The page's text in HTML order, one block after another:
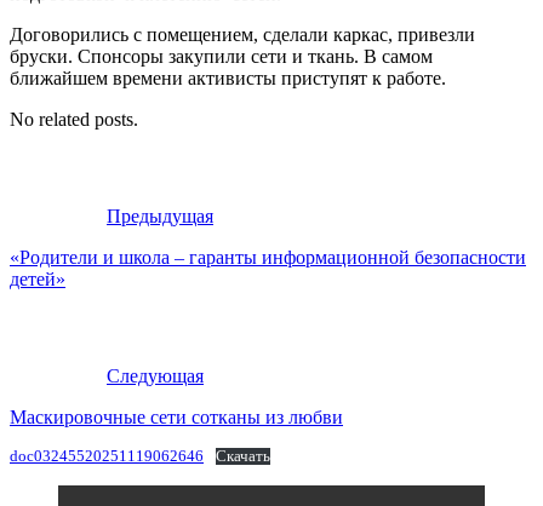
Договорились с помещением, сделали каркас, привезли
бруски. Спонсоры закупили сети и ткань. В самом
ближайшем времени активисты приступят к работе.
No related posts.
Предыдущая
«Родители и школа – гаранты информационной безопасности
детей»
Следующая
Маскировочные сети сотканы из любви
doc03245520251119062646 Скачать